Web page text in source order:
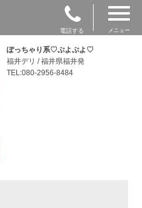
電話する メニュー
ぽっちゃり系♡ぷよぷよ♡
福井デリ / 福井県福井発
TEL:080-2956-8484